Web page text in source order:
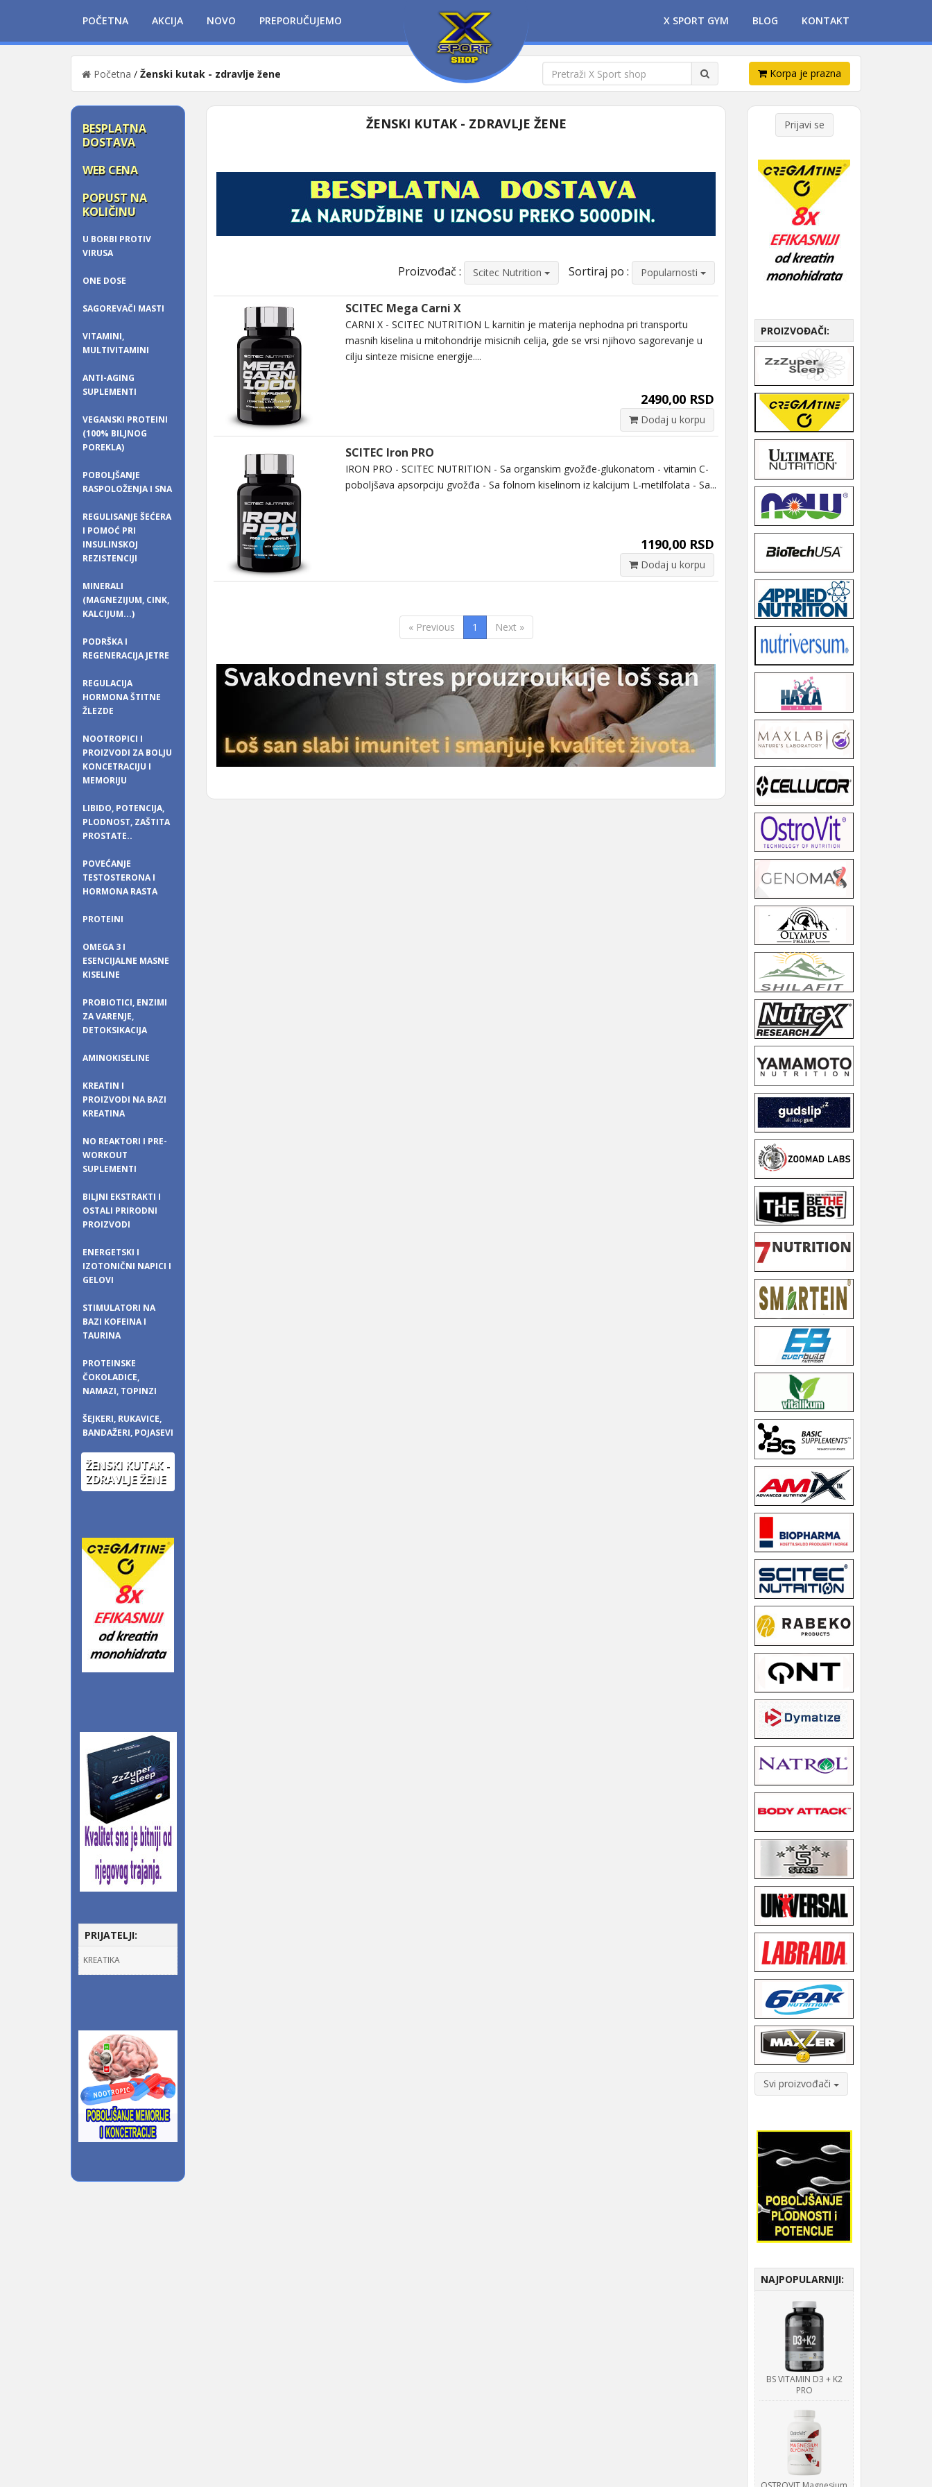
POČETNA AKCIJA NOVO PREPORUČUJEMO X SPORT GYM BLOG KONTAKT
Početna / Ženski kutak - zdravlje žene Korpa je prazna
BESPLATNA
DOSTAVA
WEB CENA
POPUST NA
KOLIČINU
U BORBI PROTIV
VIRUSA
ONE DOSE
SAGOREVAČI MASTI
VITAMINI,
MULTIVITAMINI
ANTI-AGING
SUPLEMENTI
VEGANSKI PROTEINI
(100% BILJNOG
POREKLA)
POBOLJŠANJE
RASPOLOŽENJA I SNA
REGULISANJE ŠEĆERA
I POMOĆ PRI
INSULINSKOJ
REZISTENCIJI
MINERALI
(MAGNEZIJUM, CINK,
KALCIJUM...)
PODRŠKA I
REGENERACIJA JETRE
REGULACIJA
HORMONA ŠTITNE
ŽLEZDE
NOOTROPICI I
PROIZVODI ZA BOLJU
KONCETRACIJU I
MEMORIJU
LIBIDO, POTENCIJA,
PLODNOST, ZAŠTITA
PROSTATE..
POVEĆANJE
TESTOSTERONA I
HORMONA RASTA
PROTEINI
OMEGA 3 I
ESENCIJALNE MASNE
KISELINE
PROBIOTICI, ENZIMI
ZA VARENJE,
DETOKSIKACIJA
AMINOKISELINE
KREATIN I
PROIZVODI NA BAZI
KREATINA
NO REAKTORI I PRE-
WORKOUT
SUPLEMENTI
BILJNI EKSTRAKTI I
OSTALI PRIRODNI
PROIZVODI
ENERGETSKI I
IZOTONIČNI NAPICI I
GELOVI
STIMULATORI NA
BAZI KOFEINA I
TAURINA
PROTEINSKE
ČOKOLADICE,
NAMAZI, TOPINZI
ŠEJKERI, RUKAVICE,
BANDAŽERI, POJASEVI
ŽENSKI KUTAK -
ZDRAVLJE ŽENE
PRIJATELJI:
KREATIKA
ŽENSKI KUTAK - ZDRAVLJE ŽENE
Proizvođač : Scitec Nutrition Sortiraj po : Popularnosti
SCITEC Mega Carni X
CARNI X - SCITEC NUTRITION L karnitin je materija nephodna pri transportu
masnih kiselina u mitohondrije misicnih celija, gde se vrsi njihovo sagorevanje u
cilju sinteze misicne energije....
2490,00 RSD
Dodaj u korpu
SCITEC Iron PRO
IRON PRO - SCITEC NUTRITION - Sa organskim gvožđe-glukonatom - vitamin C-
poboljšava apsorpciju gvožđa - Sa folnom kiselinom iz kalcijum L-metilfolata - Sa...
1190,00 RSD
Dodaj u korpu
« Previous 1 Next »
Prijavi se
PROIZVOĐAČI:
Svi proizvođači
NAJPOPULARNIJI:
BS VITAMIN D3 + K2
PRO